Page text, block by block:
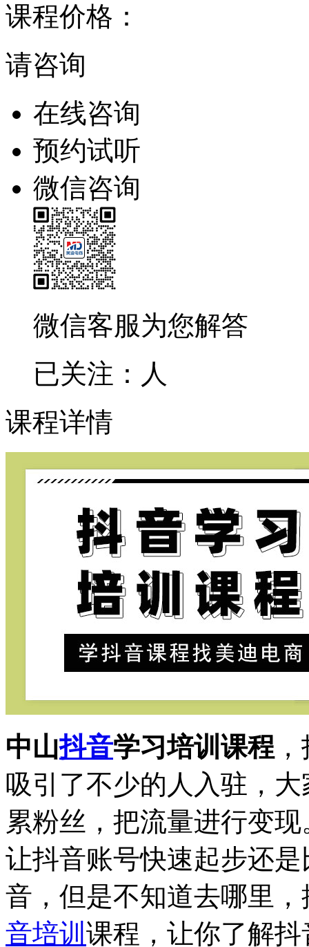
课程价格：
请咨询
在线咨询
预约试听
微信咨询
微信客服为您解答
已关注： 人
课程详情
中山抖音学习培训课程
吸引了不少的人入驻，
累粉丝，把流量进行变
让抖音账号快速起步还
音，但是不知道去哪里
音培训 课程，让你了解